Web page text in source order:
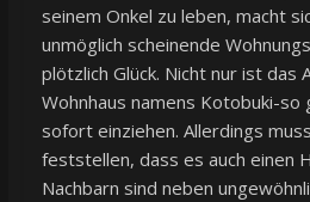
seinem Onkel zu leben, macht
unmöglich scheinende
plötzlich Glück. Nicht nur ist das
Wohnhaus namens Kotobuki-so
sofort einziehen. Allerdings
feststellen, dass es auch einen
Nachbarn sind neben